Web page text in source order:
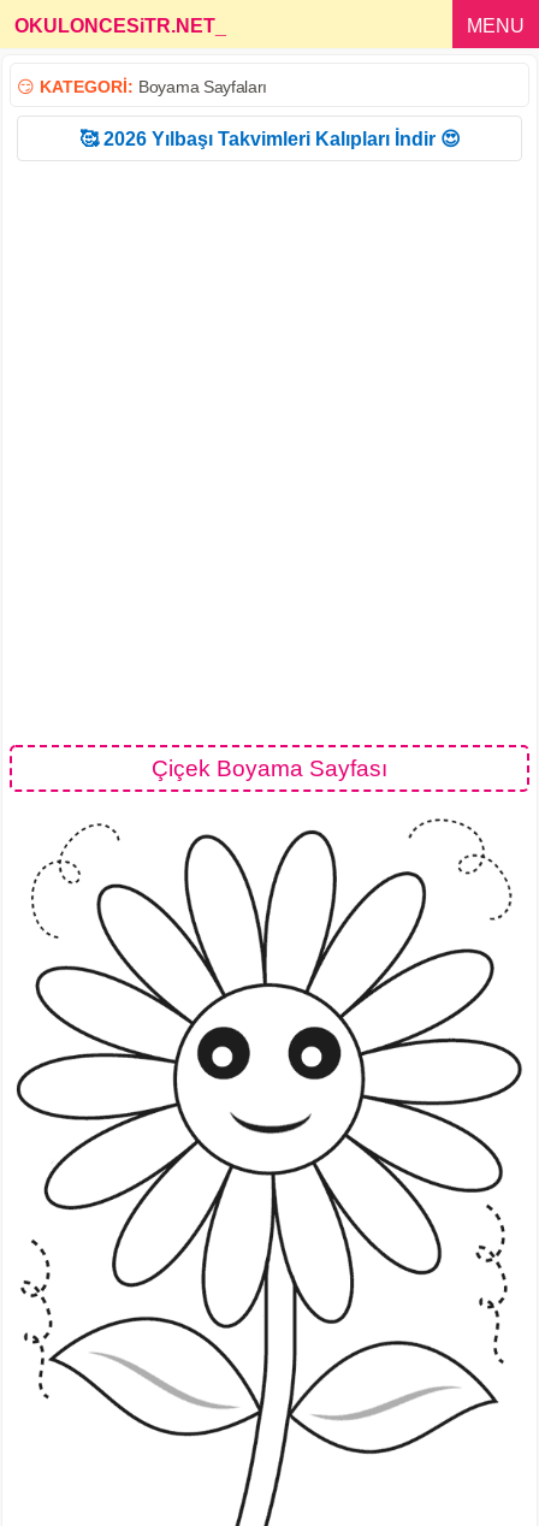
OKULONCESiTR.NET MENU
😏 KATEGORİ: Boyama Sayfaları
🥰 2026 Yılbaşı Takvimleri Kalıpları İndir 😍
Çiçek Boyama Sayfası